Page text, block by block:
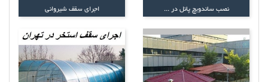
نصب ساندویچ پانل در ... اجرای سقف شیروانی